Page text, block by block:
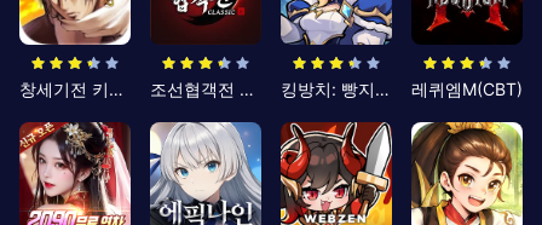
창세기전 키우기 조선협객전 클래식 킹방치: 빵지의 제왕 레퀴엠M(CBT)